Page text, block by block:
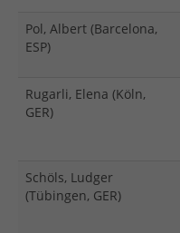
Pol, Albert (Barcelona,
ESP)
Rugarli, Elena (Köln,
GER)
Schöls, Ludger
(Tübingen, GER)